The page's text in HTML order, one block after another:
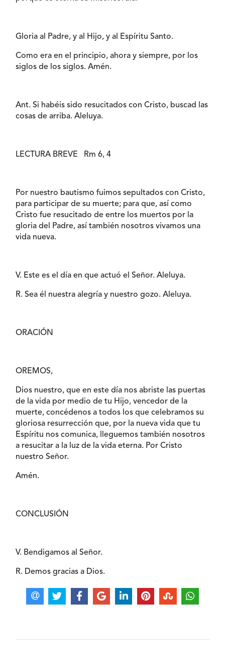
Gloria al Padre, y al Hijo, y al Espíritu Santo.
Como era en el principio, ahora y siempre, por los
siglos de los siglos. Amén.
Ant. Si habéis sido resucitados con Cristo, buscad las
cosas de arriba. Aleluya.
LECTURA BREVE Rm 6, 4
Por nuestro bautismo fuimos sepultados con Cristo,
para participar de su muerte; para que, así como
Cristo fue resucitado de entre los muertos por la
gloria del Padre, así también nosotros vivamos una
vida nueva.
V. Este es el día en que actuó el Señor. Aleluya.
R. Sea él nuestra alegría y nuestro gozo. Aleluya.
ORACIÓN
OREMOS,
Dios nuestro, que en este día nos abriste las puertas
de la vida por medio de tu Hijo, vencedor de la
muerte, concédenos a todos los que celebramos su
gloriosa resurrección que, por la nueva vida que tu
Espíritu nos comunica, lleguemos también nosotros
a resucitar a la luz de la vida eterna. Por Cristo
nuestro Señor.
Amén.
CONCLUSIÓN
V. Bendigamos al Señor.
R. Demos gracias a Dios.